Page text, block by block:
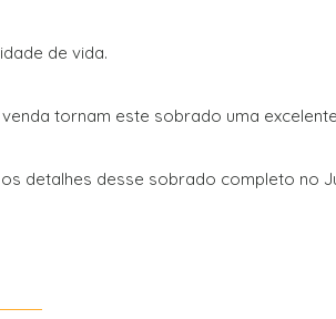
de vida.
tornam este sobrado uma
detalhes desse sobrado completo no